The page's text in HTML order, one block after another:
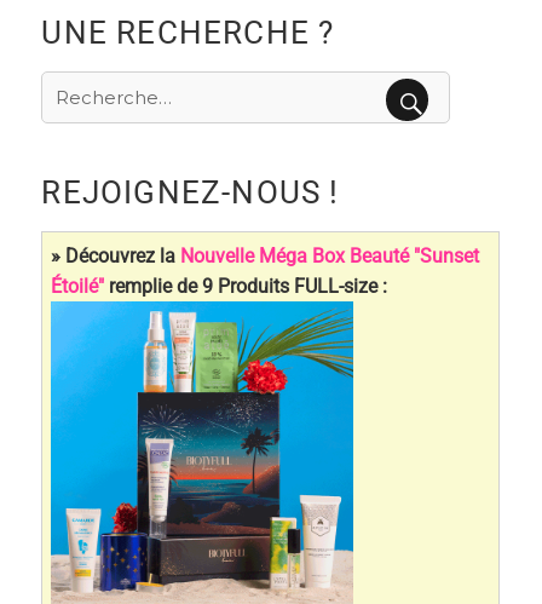
UNE RECHERCHE ?
Recherche
pour
REJOIGNEZ-NOUS !
» Découvrez la Nouvelle Méga Box Beauté "Sunset
Étoilé" remplie de 9 Produits FULL-size :